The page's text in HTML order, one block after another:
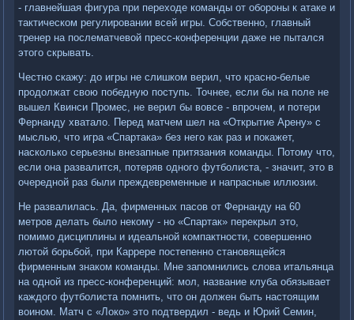
- главнейшая фигура при переходе команды от обороны к атаке и
тактическом регулировании всей игры. Собственно, главный
тренер на послематчевой пресс-конференции даже не пытался
этого скрывать.
Честно скажу: до игры не слишком верил, что красно-белые
продолжат свою победную поступь. Точнее, если бы на поле не
вышел Квинси Промес, не верил бы вовсе - впрочем, и потери
Фернанду хватало. Перед матчем шел на «Открытие Арену» с
мыслью, что игра «Спартака» без него как раз и покажет,
насколько серьезны внезапные притязания команды. Потому что,
если она развалится, потеряв одного футболиста, - значит, это в
очередной раз были преждевременные и напрасные иллюзии.
Не развалилась. Да, фирменных пасов от Фернанду на 60
метров делать было некому - но «Спартак» перекрыл это,
помимо дисциплины и идеальной компактности, совершенно
лютой борьбой, при Каррере постепенно становящейся
фирменным знаком команды. Мне запомнились слова итальянца
на одной из пресс-конференций: мол, название клуба обязывает
каждого футболиста помнить, что он должен быть настоящим
воином. Матч с «Локо» это подтвердил - ведь и Юрий Семин,